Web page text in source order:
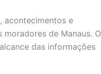
acontecimentos e
de Manaus. O
das informações